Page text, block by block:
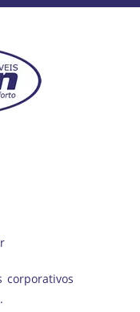
corporativos